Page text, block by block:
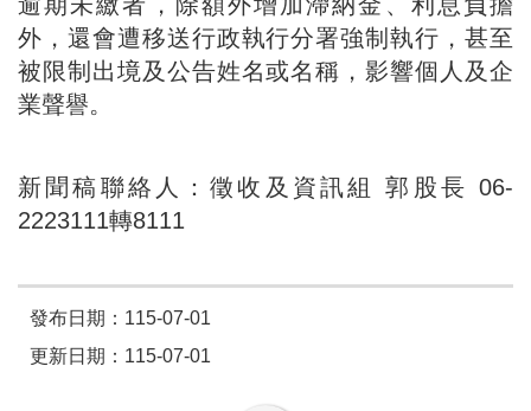
外，還會遭移送行政執行分署強制執行，甚至
被限制出境及公告姓名或名稱，影響個人及企
業聲譽。
新聞稿聯絡人：徵收及資訊組 郭股長 06-
2223111轉8111
發布日期：115-07-01
更新日期：115-07-01